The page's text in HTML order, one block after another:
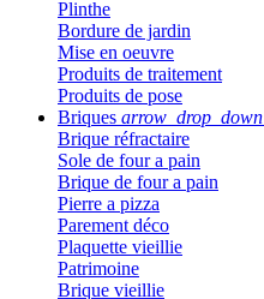
Plinthe
Bordure de jardin
Mise en oeuvre
Produits de traitement
Produits de pose
Briques arrow_drop_down
Brique réfractaire
Sole de four a pain
Brique de four a pain
Pierre a pizza
Parement déco
Plaquette vieillie
Patrimoine
Brique vieillie